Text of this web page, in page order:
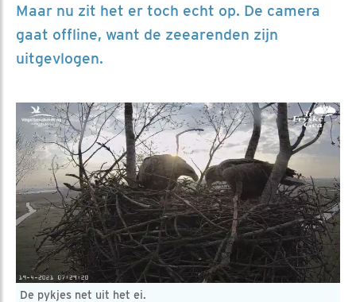
Maar nu zit het er toch echt op. De camera
gaat offline, want de zeearenden zijn
uitgevlogen.
De pykjes net uit het ei.